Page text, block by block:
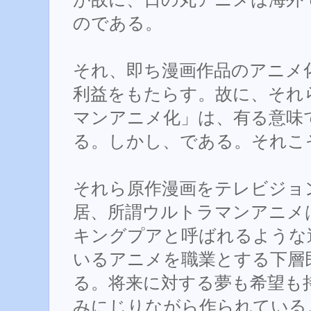
のである。
それ、即ち漫画作品のアニ
利益をもたらす。故に、そ
マンアニメ化」は、有る意
る。しかし、である。それ
それら原作漫画をテレビジ
居、所謂ウルトラマンアニ
キングプアと呼ばれるよう
いるアニメを職業とする下
る。将来に対する夢も希望
みにじりながら作られている